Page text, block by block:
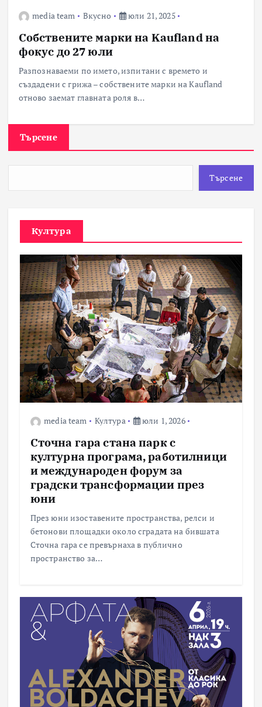
media team Вкусно юли 21, 2025
Собствените марки на Kaufland на
фокус до 27 юли
Разпознаваеми по името, изпитани с времето и
създадени с грижа – собствените марки на Kaufland
отново заемат главната роля в…
Търсене
Търсене
Култура
media team Култура юли 1, 2026
Сточна гара стана парк с
културна програма, работилници
и международен форум за
градски трансформации през
юни
През юни изоставените пространства, релси и
бетонови площадки около сградата на бившата
Сточна гара се превърнаха в публично
пространство за…